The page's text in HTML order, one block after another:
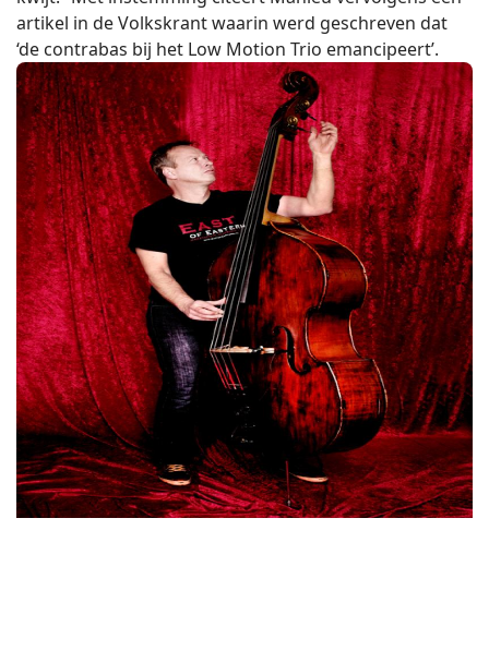
artikel in de Volkskrant waarin werd geschreven dat
‘de contrabas bij het Low Motion Trio emancipeert’.